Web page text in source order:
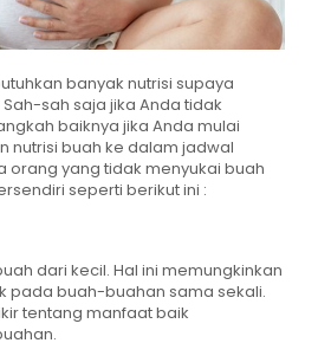
banyak nutrisi supaya
sah saja jika Anda tidak
baiknya jika Anda mulai
nutrisi buah ke dalam jadwal
orang yang tidak menyukai buah
seperti berikut ini :
dari kecil. Hal ini memungkinkan
pada buah-buahan sama sekali.
tentang manfaat baik